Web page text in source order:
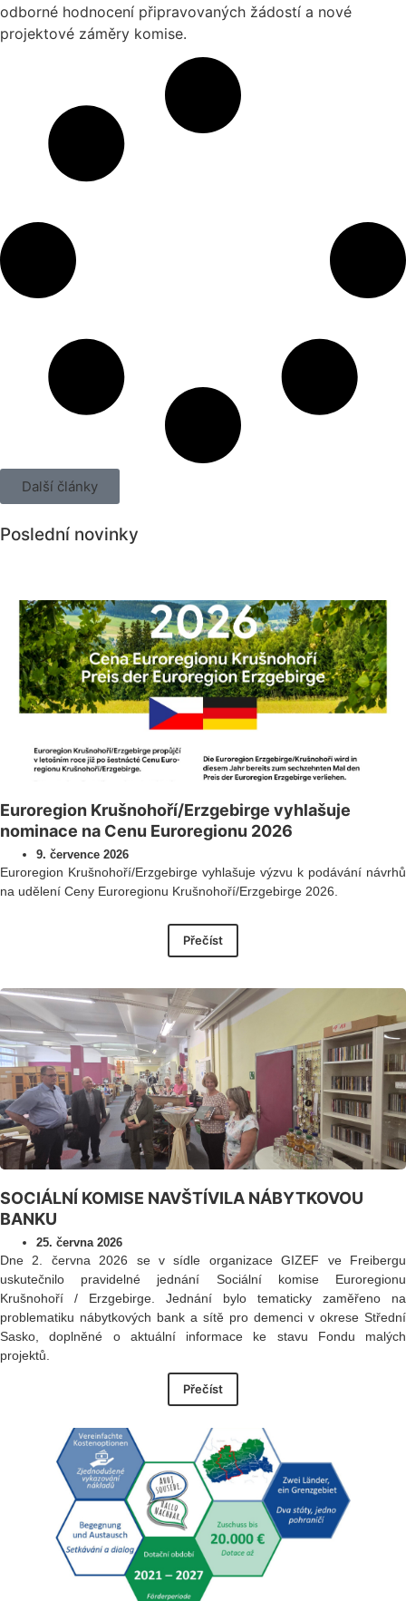
odborné hodnocení připravovaných žádostí a nové
projektové záměry komise.
Další články
Poslední novinky
Euroregion Krušnohoří/Erzgebirge vyhlašuje
nominace na Cenu Euroregionu 2026
9. července 2026
Euroregion Krušnohoří/Erzgebirge vyhlašuje výzvu k podávání návrhů
na udělení Ceny Euroregionu Krušnohoří/Erzgebirge 2026.
Přečíst
SOCIÁLNÍ KOMISE NAVŠTÍVILA NÁBYTKOVOU
BANKU
25. června 2026
Dne 2. června 2026 se v sídle organizace GIZEF ve Freibergu
uskutečnilo pravidelné jednání Sociální komise Euroregionu
Krušnohoří / Erzgebirge. Jednání bylo tematicky zaměřeno na
problematiku nábytkových bank a sítě pro demenci v okrese Střední
Sasko, doplněné o aktuální informace ke stavu Fondu malých
projektů.
Přečíst